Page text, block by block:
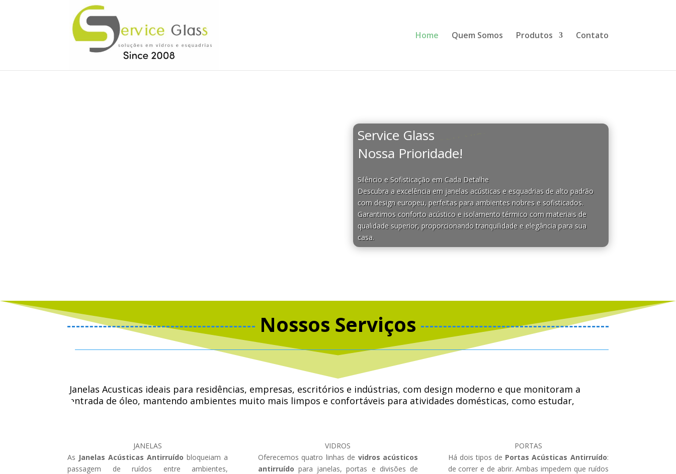
Home Quem Somos Produtos Contato
Service Glass
Nossa Prioridade!
Silêncio e Sofisticação em Cada Detalhe
Descubra a excelência em janelas acústicas e esquadrias de alto padrão
com design europeu, perfeitas para ambientes nobres e sofisticados.
Garantimos conforto acústico e isolamento térmico com materiais de
qualidade superior, proporcionando tranquilidade e elegância para sua
casa.
Nossos Serviços
Janelas Acusticas ideais para residências, empresas, escritórios e indústrias, com design moderno e que monitoram a
entrada de óleo, mantendo ambientes muito mais limpos e confortáveis ​​para atividades domésticas, como estudar,
JANELAS
As Janelas Acústicas Antirruído bloqueiam a
passagem de ruídos entre ambientes,
VIDROS
Oferecemos quatro linhas de vidros acústicos
antirruído para janelas, portas e divisões de
PORTAS
Há dois tipos de Portas Acústicas Antirruído:
de correr e de abrir. Ambas impedem que ruídos